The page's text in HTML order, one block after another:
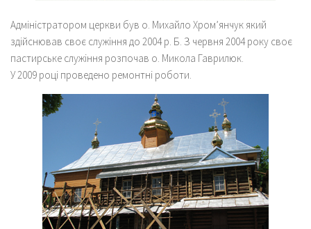
Адміністратором церкви був о. Михайло Хром’янчук який
здійснював своє служіння до 2004 р. Б. З червня 2004 року своє
пастирське служіння розпочав о. Микола Гаврилюк.
У 2009 році проведено ремонтні роботи.